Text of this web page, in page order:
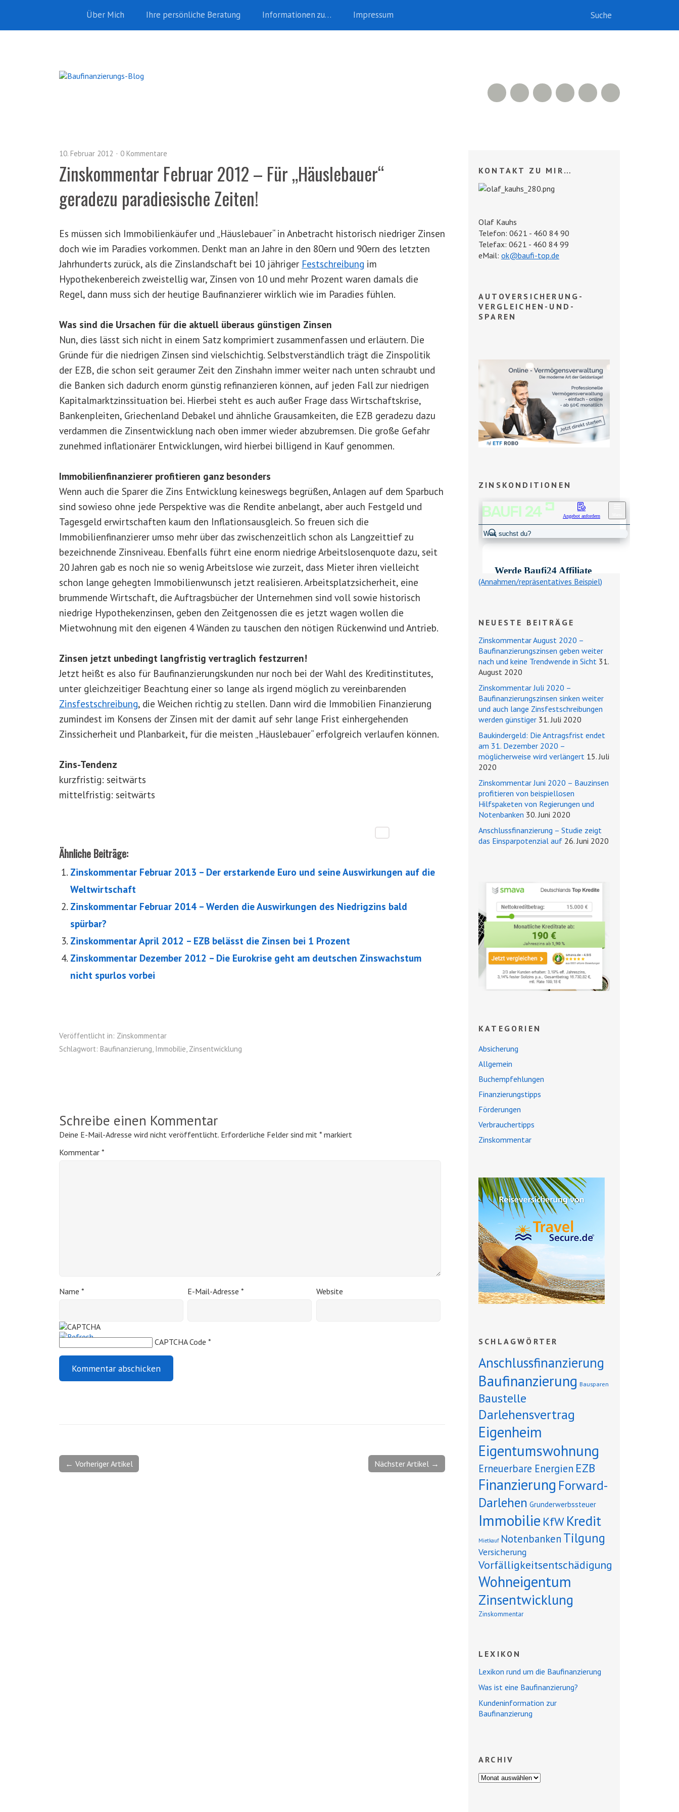
Über Mich Ihre persönliche Beratung Informationen zu… Impressum
Facebook
500px
LinkedIn
Xing
RSS Feed
10. Februar 2012 0 Kommentare
Zinskommentar Februar 2012 – Für „Häuslebauer“
geradezu paradiesische Zeiten!
Es müssen sich Immobilienkäufer und „Häuslebauer“ in Anbetracht historisch niedriger Zinsen
doch wie im Paradies vorkommen. Denkt man an Jahre in den 80ern und 90ern des letzten
Jahrhunderts zurück, als die Zinslandschaft bei 10 jähriger Festschreibung im
Hypothekenbereich zweistellig war, Zinsen von 10 und mehr Prozent waren damals die
Regel, dann muss sich der heutige Baufinanzierer wirklich wie im Paradies fühlen.
Was sind die Ursachen für die aktuell überaus günstigen Zinsen
Nun, dies lässt sich nicht in einem Satz komprimiert zusammenfassen und erläutern. Die
Gründe für die niedrigen Zinsen sind vielschichtig. Selbstverständlich trägt die Zinspolitik
der EZB, die schon seit geraumer Zeit den Zinshahn immer weiter nach unten schraubt und
die Banken sich dadurch enorm günstig refinanzieren können, auf jeden Fall zur niedrigen
Kapitalmarktzinssituation bei. Hierbei steht es auch außer Frage dass Wirtschaftskrise,
Bankenpleiten, Griechenland Debakel und ähnliche Grausamkeiten, die EZB geradezu dazu
verdammen die Zinsentwicklung nach oben immer wieder abzubremsen. Die große Gefahr
zunehmed inflationärer Entwicklungen, wird hierbei billigend in Kauf genommen.
Immobilienfinanzierer profitieren ganz besonders
Wenn auch die Sparer die Zins Entwicklung keineswegs begrüßen, Anlagen auf dem Sparbuch
sind sowieso ohne jede Perspektive was die Rendite anbelangt, aber auch Festgeld und
Tagesgeld erwirtschaften kaum den Inflationsausgleich. So freuen sich die
Immobilienfinanzierer umso mehr über das zwischenzeitlich schon als Langzeittief zu
bezeichnende Zinsniveau. Ebenfalls führt eine enorm niedrige Arbeitslosenquote dazu, seit
20 Jahren gab es noch nie so wenig Arbeitslose wie zurzeit, dass Mieter ihren vielleicht
schon lange gehegten Immobilienwunsch jetzt realisieren. Arbeitsplatzsicherheit, eine
brummende Wirtschaft, die Auftragsbücher der Unternehmen sind voll sowie historisch
niedrige Hypothekenzinsen, geben den Zeitgenossen die es jetzt wagen wollen die
Mietwohnung mit den eigenen 4 Wänden zu tauschen den nötigen Rückenwind und Antrieb.
Zinsen jetzt unbedingt langfristig vertraglich festzurren!
Jetzt heißt es also für Baufinanzierungskunden nur noch bei der Wahl des Kreditinstitutes,
unter gleichzeitiger Beachtung einer so lange als irgend möglich zu vereinbarenden
Zinsfestschreibung, die Weichen richtig zu stellen. Dann wird die Immobilien Finanzierung
zumindest im Konsens der Zinsen mit der damit auf sehr lange Frist einhergehenden
Zinssicherheit und Planbarkeit, für die meisten „Häuslebauer“ erfolgreich verlaufen können.
Zins-Tendenz
kurzfristig: seitwärts
mittelfristig: seitwärts
Ähnliche Beiträge:
Zinskommentar Februar 2013 – Der erstarkende Euro und seine Auswirkungen auf die
Weltwirtschaft
Zinskommentar Februar 2014 – Werden die Auswirkungen des Niedrigzins bald
spürbar?
Zinskommentar April 2012 – EZB belässt die Zinsen bei 1 Prozent
Zinskommentar Dezember 2012 – Die Eurokrise geht am deutschen Zinswachstum
nicht spurlos vorbei
Veröffentlicht in: Zinskommentar
Schlagwort: Baufinanzierung, Immobilie, Zinsentwicklung
Schreibe einen Kommentar
Deine E-Mail-Adresse wird nicht veröffentlicht. Erforderliche Felder sind mit * markiert
Kommentar *
Name * E-Mail-Adresse* Website
CAPTCHA Code *
Nächster Artikel →
← Vorheriger Artikel
KONTAKT ZU MIR…
Olaf Kauhs
Telefon: 0621 - 460 84 90
Telefax: 0621 - 460 84 99
eMail: ok@baufi-top.de
AUTOVERSICHERUNG-
VERGLEICHEN-UND-
SPAREN
ZINSKONDITIONEN
(Annahmen/repräsentatives Beispiel)
NEUESTE BEITRÄGE
Zinskommentar August 2020 –
Baufinanzierungszinsen geben weiter
nach und keine Trendwende in Sicht 31.
August 2020
Zinskommentar Juli 2020 –
Baufinanzierungszinsen sinken weiter
und auch lange Zinsfestschreibungen
werden günstiger 31. Juli 2020
Baukindergeld: Die Antragsfrist endet
am 31. Dezember 2020 –
möglicherweise wird verlängert 15. Juli
2020
Zinskommentar Juni 2020 – Bauzinsen
profitieren von beispiellosen
Hilfspaketen von Regierungen und
Notenbanken 30. Juni 2020
Anschlussfinanzierung – Studie zeigt
das Einsparpotenzial auf 26. Juni 2020
KATEGORIEN
Absicherung
Allgemein
Buchempfehlungen
Finanzierungstipps
Förderungen
Verbrauchertipps
Zinskommentar
SCHLAGWÖRTER
Anschlussfinanzierung
Baufinanzierung Bausparen
Baustelle
Darlehensvertrag
Eigenheim
Eigentumswohnung
Erneuerbare Energien EZB
Finanzierung Forward-
Darlehen Grunderwerbssteuer
Immobilie KfWKredit
Mietkauf Notenbanken Tilgung
Versicherung
Vorfälligkeitsentschädigung
Wohneigentum
Zinsentwicklung
Zinskommentar
LEXIKON
Lexikon rund um die Baufinanzierung
Was ist eine Baufinanzierung?
Kundeninformation zur
Baufinanzierung
ARCHIV